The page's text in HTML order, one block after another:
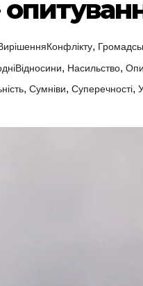
,
, Насильство,
, Сумніви, Суперечності,